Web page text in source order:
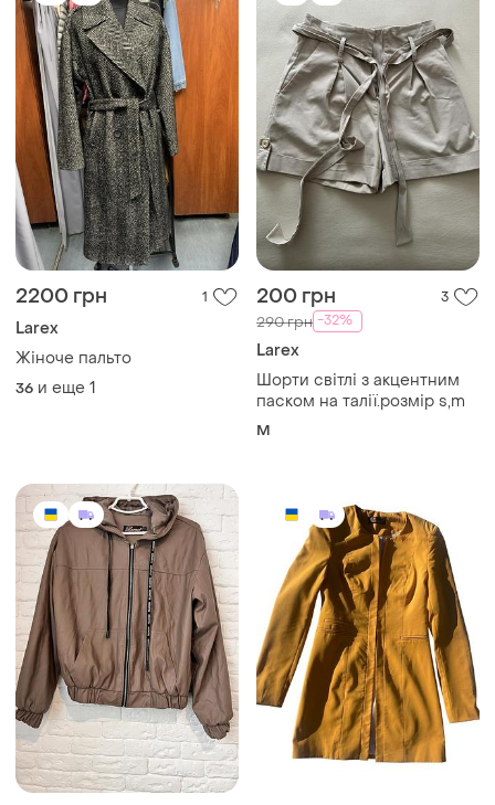
2200 грн 1
Larex
Жіноче пальто
36 и еще 1
200 грн 3
290 грн -32%
Larex
Шорти світлі з акцентним
паском на талії.розмір s,m
M